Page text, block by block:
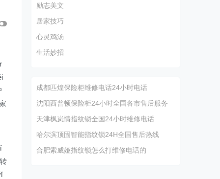
励志美文
居家技巧
心灵鸡汤
生活妙招
成都匹煌保险柜维修电话24小时电话
沈阳西普顿保险柜24小时全国各市售后服务
天津枫岚情指纹锁全国24小时维修电话
哈尔滨顶固智能指纹锁24H全国售后热线
合肥索威娅指纹锁怎么打维修电话的